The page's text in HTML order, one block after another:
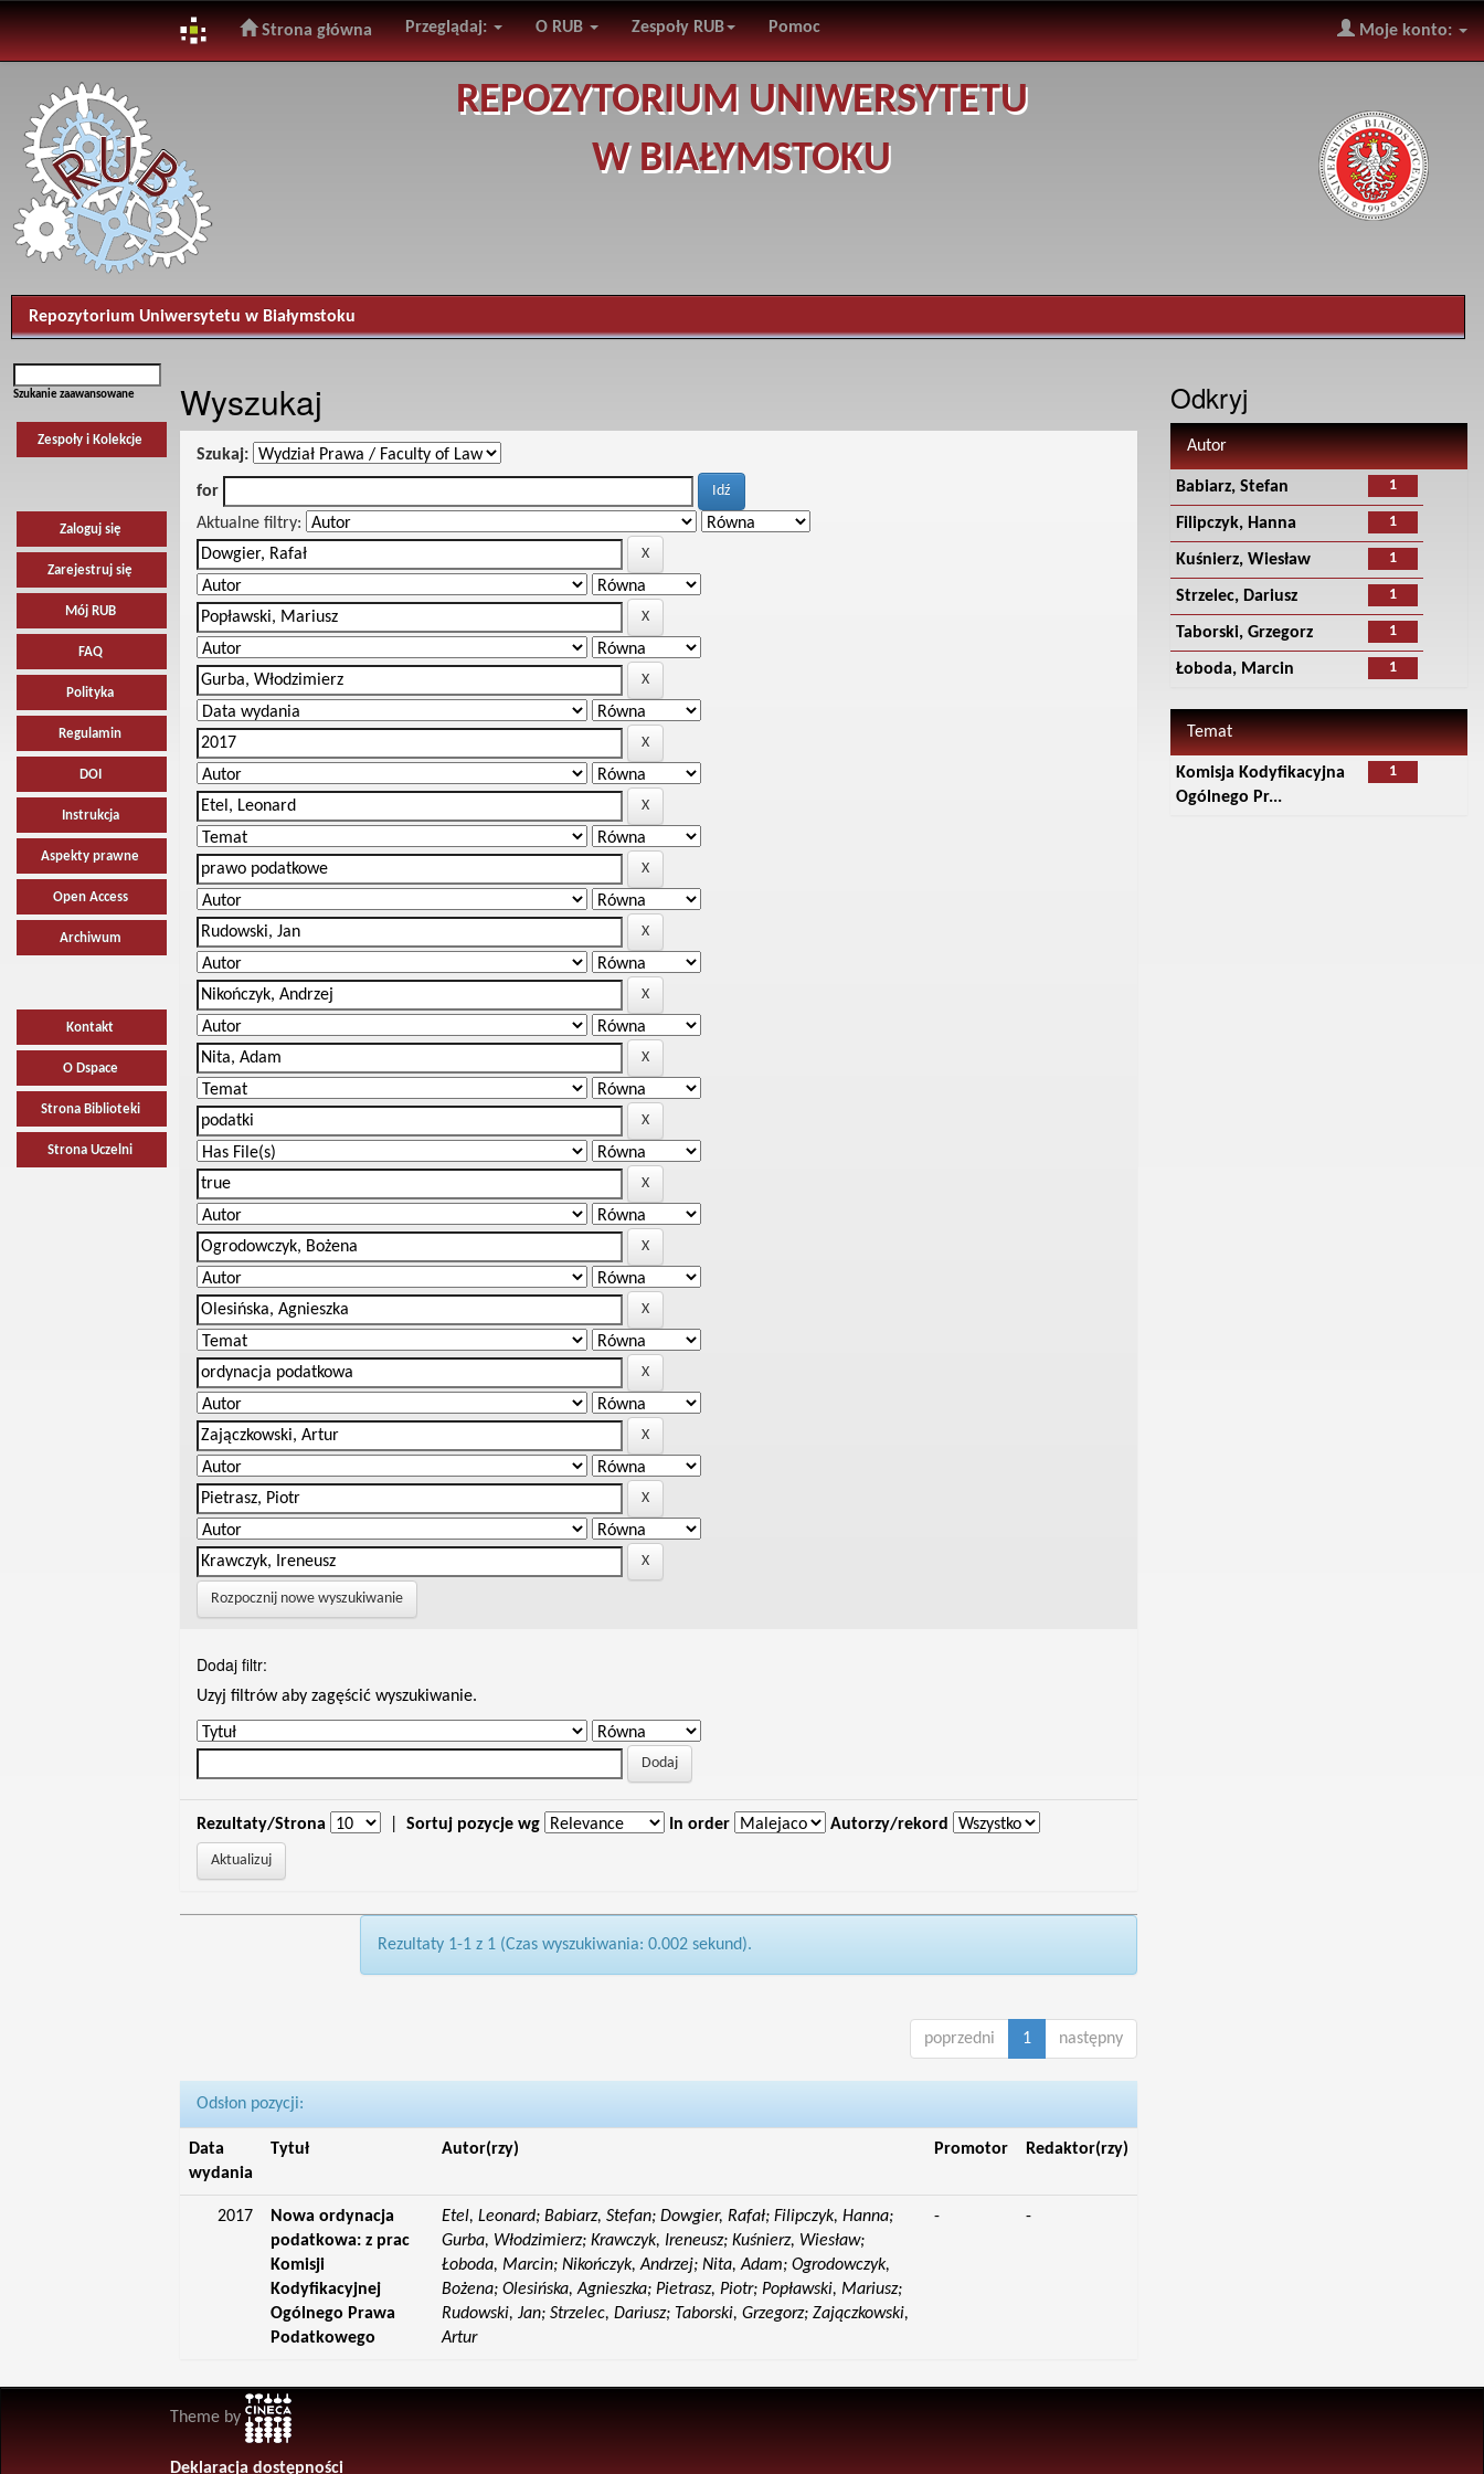
navigation
Strona główna Przeglądaj: O RUB Zespoły RUB Pomoc Moje konto:
REPOZYTORIUM UNIWERSYTETU
W BIAŁYMSTOKU
Repozytorium Uniwersytetu w Białymstoku
Szukanie zaawansowane
Zespoły i Kolekcje
Zaloguj się
Zarejestruj się
Mój RUB
FAQ
Polityka
Regulamin
DOI
Instrukcja
Aspekty prawne
Open Access
Archiwum
Kontakt
O Dspace
Strona Biblioteki
Strona Uczelni
Wyszukaj
Szukaj:
for
Aktualne filtry:
Rozpocznij nowe wyszukiwanie
Dodaj filtr:
Uzyj filtrów aby zagęścić wyszukiwanie.
Rezultaty/Strona Sortuj pozycje wg In order Autorzy/rekord
Rezultaty 1-1 z 1 (Czas wyszukiwania: 0.002 sekund).
poprzedni 1 następny
Odsłon pozycji:
Data
wydania
Tytuł Autor(rzy) Promotor Redaktor(rzy)
2017
Nowa ordynacja
podatkowa: z prac
Komisji
Kodyfikacyjnej
Ogólnego Prawa
Podatkowego
Etel, Leonard; Babiarz, Stefan; Dowgier, Rafał; Filipczyk, Hanna;
Gurba, Włodzimierz; Krawczyk, Ireneusz; Kuśnierz, Wiesław;
Łoboda, Marcin; Nikończyk, Andrzej; Nita, Adam; Ogrodowczyk,
Bożena; Olesińska, Agnieszka; Pietrasz, Piotr; Popławski, Mariusz;
Rudowski, Jan; Strzelec, Dariusz; Taborski, Grzegorz; Zajączkowski,
Artur
- -
Odkryj
Autor
1
Babiarz, Stefan
1
Filipczyk, Hanna
1
Kuśnierz, Wiesław
1
Strzelec, Dariusz
1
Taborski, Grzegorz
1
Łoboda, Marcin
Temat
1
Komisja Kodyfikacyjna
Ogólnego Pr...
Theme by
Deklaracja dostępności